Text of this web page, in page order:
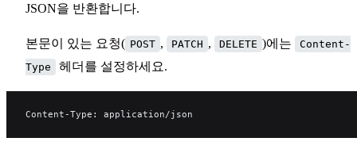
JSON을 반환합니다.
본문이 있는 요청( POST , PATCH , DELETE )에는
Content-
Type
헤더를 설정하세요.
Content-Type: application/json